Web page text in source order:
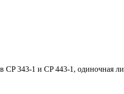
343-1 и CP 443-1, одиночная